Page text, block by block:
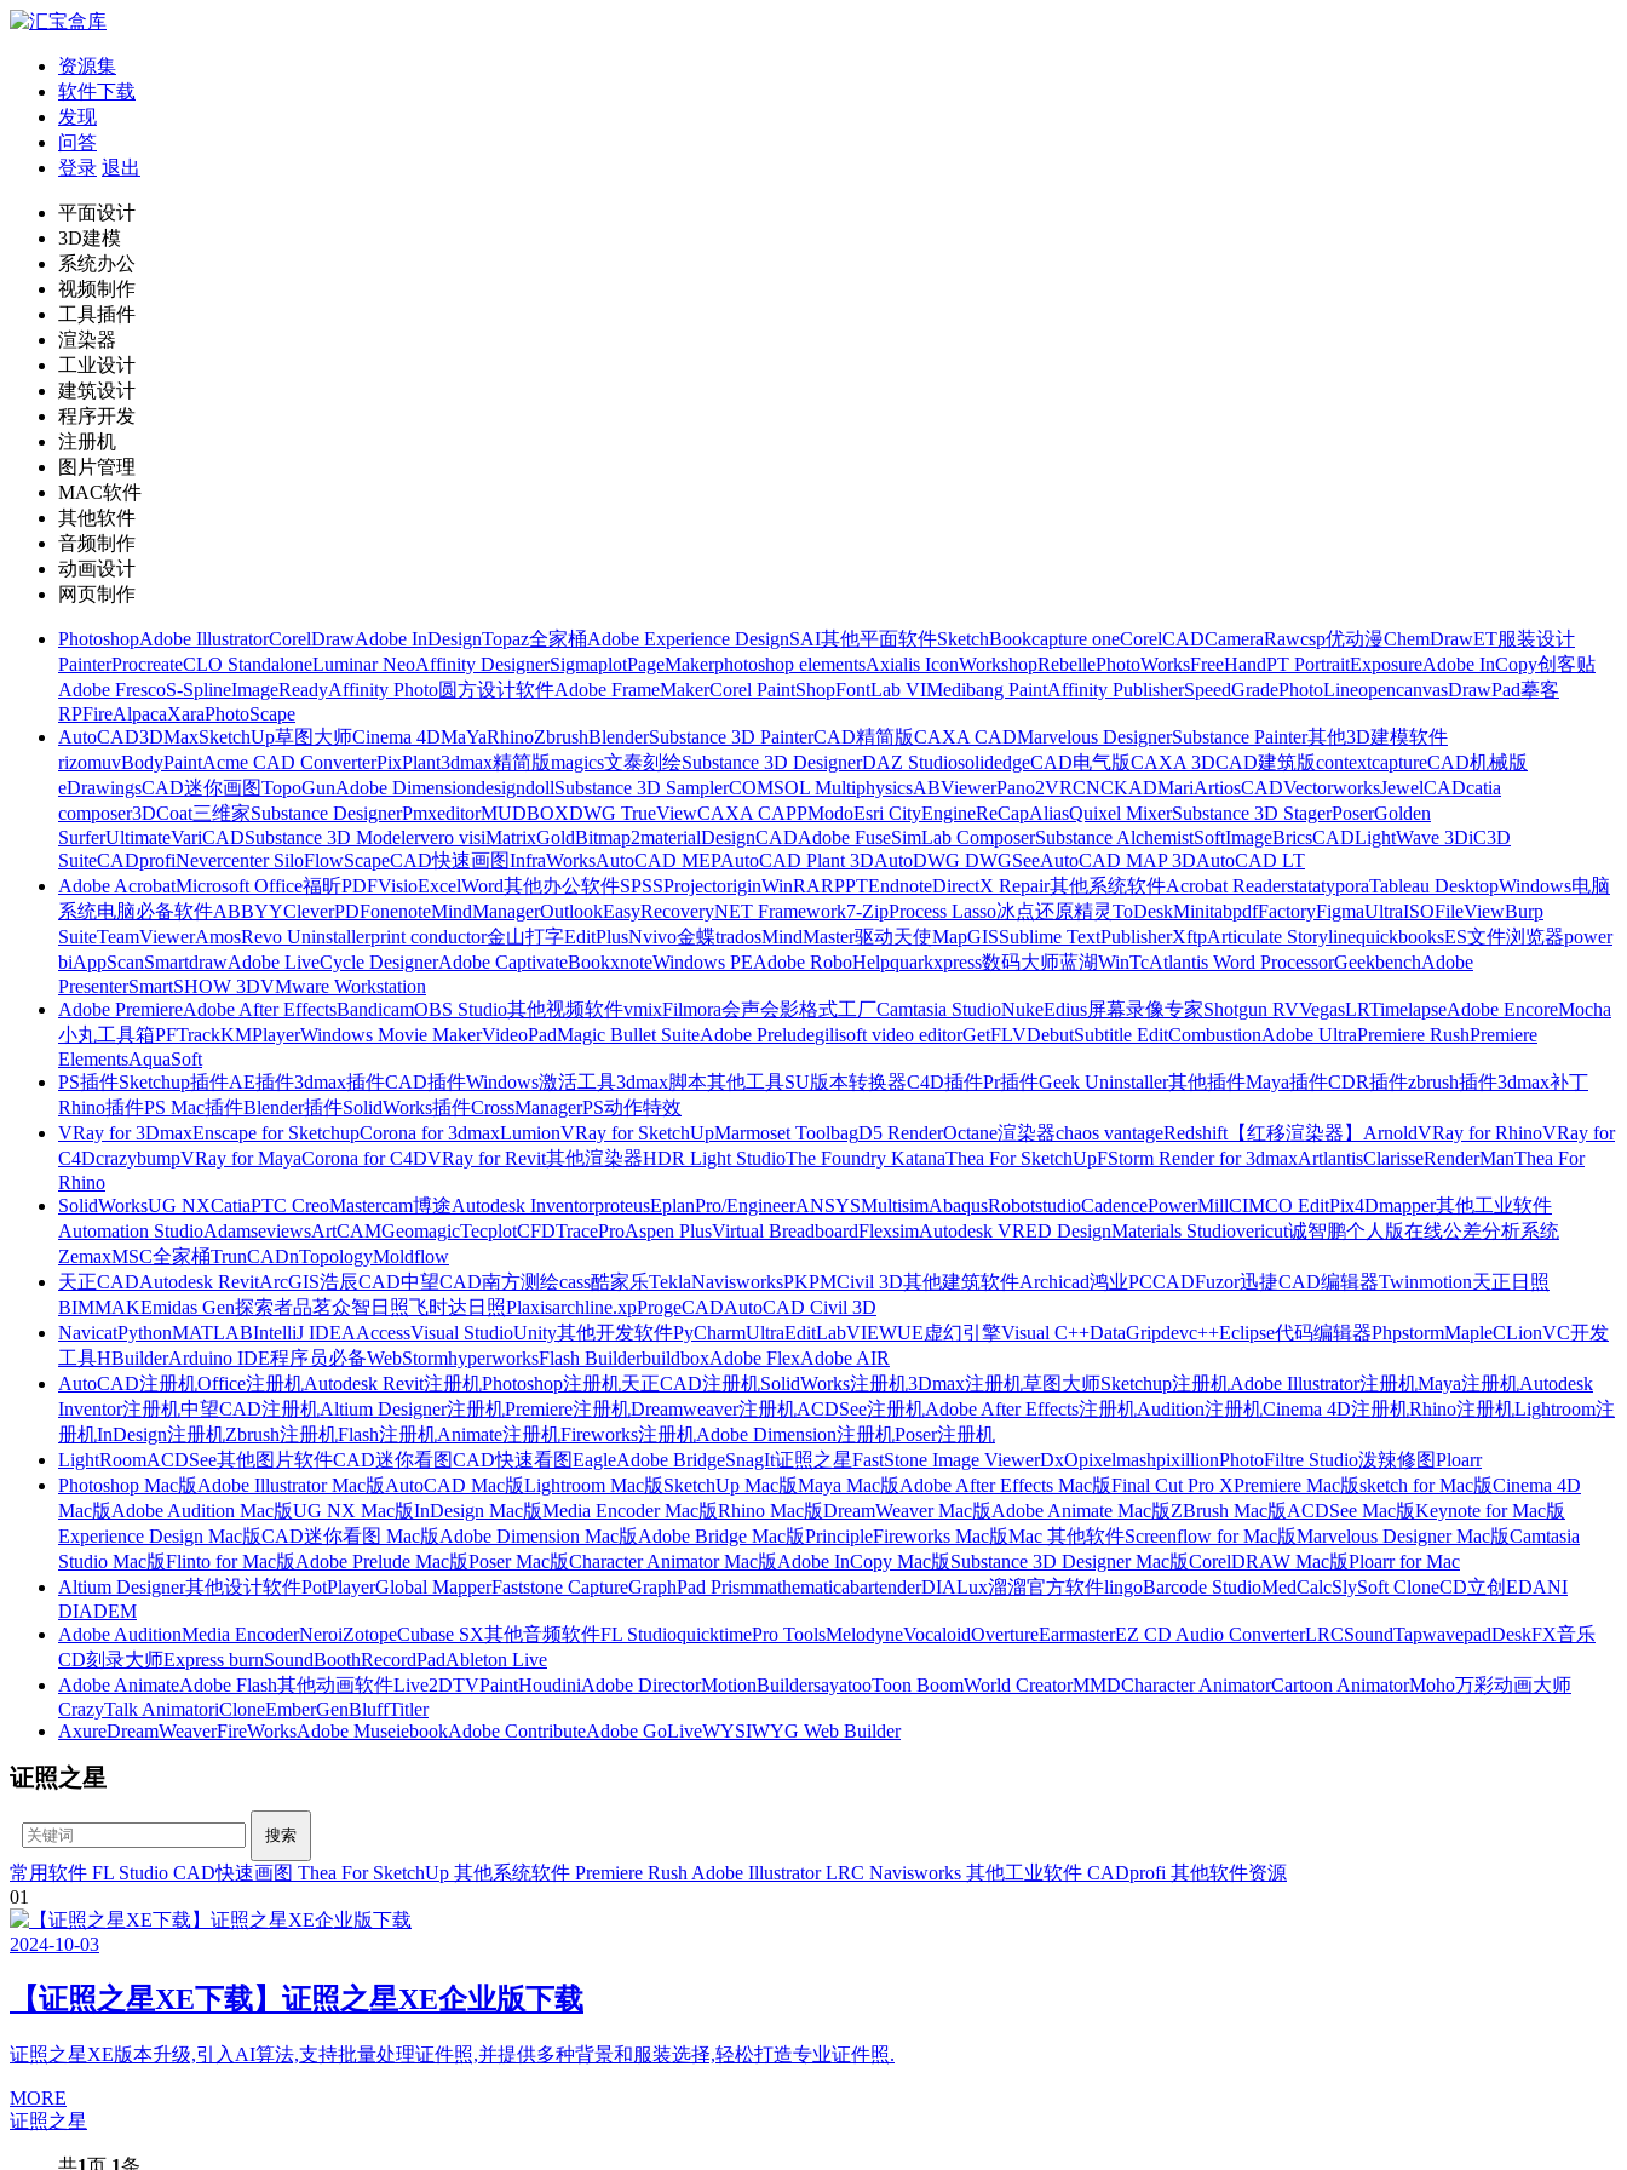
资源集
软件下载
发现
问答
登录 退出
平面设计
3D建模
系统办公
视频制作
工具插件
渲染器
工业设计
建筑设计
程序开发
注册机
图片管理
MAC软件
其他软件
音频制作
动画设计
网页制作
PhotoshopAdobe IllustratorCorelDrawAdobe InDesignTopaz全家桶Adobe Experience DesignSAI其他平面软件SketchBookcapture oneCorelCADCameraRawcsp优动漫ChemDrawET服装设计
PainterProcreateCLO StandaloneLuminar NeoAffinity DesignerSigmaplotPageMakerphotoshop elementsAxialis IconWorkshopRebellePhotoWorksFreeHandPT PortraitExposureAdobe InCopy创客贴
Adobe FrescoS-SplineImageReadyAffinity Photo圆方设计软件Adobe FrameMakerCorel PaintShopFontLab VIMedibang PaintAffinity PublisherSpeedGradePhotoLineopencanvasDrawPad摹客
RPFireAlpacaXaraPhotoScape
AutoCAD3DMaxSketchUp草图大师Cinema 4DMaYaRhinoZbrushBlenderSubstance 3D PainterCAD精简版CAXA CADMarvelous DesignerSubstance Painter其他3D建模软件
rizomuvBodyPaintAcme CAD ConverterPixPlant3dmax精简版magics文泰刻绘Substance 3D DesignerDAZ StudiosolidedgeCAD电气版CAXA 3DCAD建筑版contextcaptureCAD机械版
eDrawingsCAD迷你画图TopoGunAdobe DimensiondesigndollSubstance 3D SamplerCOMSOL MultiphysicsABViewerPano2VRCNCKADMariArtiosCADVectorworksJewelCADcatia
composer3DCoat三维家Substance DesignerPmxeditorMUDBOXDWG TrueViewCAXA CAPPModoEsri CityEngineReCapAliasQuixel MixerSubstance 3D StagerPoserGolden
SurferUltimateVariCADSubstance 3D Modelervero visiMatrixGoldBitmap2materialDesignCADAdobe FuseSimLab ComposerSubstance AlchemistSoftImageBricsCADLightWave 3DiC3D
SuiteCADprofiNevercenter SiloFlowScapeCAD快速画图InfraWorksAutoCAD MEPAutoCAD Plant 3DAutoDWG DWGSeeAutoCAD MAP 3DAutoCAD LT
Adobe AcrobatMicrosoft Office福昕PDFVisioExcelWord其他办公软件SPSSProjectoriginWinRARPPTEndnoteDirectX Repair其他系统软件Acrobat ReaderstatatyporaTableau DesktopWindows电脑
系统电脑必备软件ABBYYCleverPDFonenoteMindManagerOutlookEasyRecoveryNET Framework7-ZipProcess Lasso冰点还原精灵ToDeskMinitabpdfFactoryFigmaUltraISOFileViewBurp
SuiteTeamViewerAmosRevo Uninstallerprint conductor金山打字EditPlusNvivo金蝶tradosMindMaster驱动天使MapGISSublime TextPublisherXftpArticulate StorylinequickbooksES文件浏览器power
biAppScanSmartdrawAdobe LiveCycle DesignerAdobe CaptivateBookxnoteWindows PEAdobe RoboHelpquarkxpress数码大师蓝湖WinTcAtlantis Word ProcessorGeekbenchAdobe
PresenterSmartSHOW 3DVMware Workstation
Adobe PremiereAdobe After EffectsBandicamOBS Studio其他视频软件vmixFilmora会声会影格式工厂Camtasia StudioNukeEdius屏幕录像专家Shotgun RVVegasLRTimelapseAdobe EncoreMocha
小丸工具箱PFTrackKMPlayerWindows Movie MakerVideoPadMagic Bullet SuiteAdobe Preludegilisoft video editorGetFLVDebutSubtitle EditCombustionAdobe UltraPremiere RushPremiere
ElementsAquaSoft
PS插件Sketchup插件AE插件3dmax插件CAD插件Windows激活工具3dmax脚本其他工具SU版本转换器C4D插件Pr插件Geek Uninstaller其他插件Maya插件CDR插件zbrush插件3dmax补丁
Rhino插件PS Mac插件Blender插件SolidWorks插件CrossManagerPS动作特效
VRay for 3DmaxEnscape for SketchupCorona for 3dmaxLumionVRay for SketchUpMarmoset ToolbagD5 RenderOctane渲染器chaos vantageRedshift【红移渲染器】 ArnoldVRay for RhinoVRay for
C4DcrazybumpVRay for MayaCorona for C4DVRay for Revit其他渲染器HDR Light StudioThe Foundry KatanaThea For SketchUpFStorm Render for 3dmaxArtlantisClarisseRenderManThea For
Rhino
SolidWorksUG NXCatiaPTC CreoMastercam博途Autodesk InventorproteusEplanPro/EngineerANSYSMultisimAbaqusRobotstudioCadencePowerMillCIMCO EditPix4Dmapper其他工业软件
Automation StudioAdamseviewsArtCAMGeomagicTecplotCFDTraceProAspen PlusVirtual BreadboardFlexsimAutodesk VRED DesignMaterials Studiovericut诚智鹏个人版在线公差分析系统
ZemaxMSC全家桶TrunCADnTopologyMoldflow
天正CADAutodesk RevitArcGIS浩辰CAD中望CAD南方测绘cass酷家乐TeklaNavisworksPKPMCivil 3D其他建筑软件Archicad鸿业PCCADFuzor迅捷CAD编辑器Twinmotion天正日照
BIMMAKEmidas Gen探索者品茗众智日照飞时达日照Plaxisarchline.xpProgeCADAutoCAD Civil 3D
NavicatPythonMATLABIntelliJ IDEAAccessVisual StudioUnity其他开发软件PyCharmUltraEditLabVIEWUE虚幻引擎Visual C++DataGripdevc++Eclipse代码编辑器PhpstormMapleCLionVC开发
工具HBuilderArduino IDE程序员必备WebStormhyperworksFlash BuilderbuildboxAdobe FlexAdobe AIR
AutoCAD注册机Office注册机Autodesk Revit注册机Photoshop注册机天正CAD注册机SolidWorks注册机3Dmax注册机草图大师Sketchup注册机Adobe Illustrator注册机Maya注册机Autodesk
Inventor注册机中望CAD注册机Altium Designer注册机Premiere注册机Dreamweaver注册机ACDSee注册机Adobe After Effects注册机Audition注册机Cinema 4D注册机Rhino注册机Lightroom注
册机InDesign注册机Zbrush注册机Flash注册机Animate注册机Fireworks注册机Adobe Dimension注册机Poser注册机
LightRoomACDSee其他图片软件CAD迷你看图CAD快速看图EagleAdobe BridgeSnagIt证照之星FastStone Image ViewerDxOpixelmashpixillionPhotoFiltre Studio泼辣修图Ploarr
Photoshop Mac版Adobe Illustrator Mac版AutoCAD Mac版Lightroom Mac版SketchUp Mac版Maya Mac版Adobe After Effects Mac版Final Cut Pro XPremiere Mac版sketch for Mac版Cinema 4D
Mac版Adobe Audition Mac版UG NX Mac版InDesign Mac版Media Encoder Mac版Rhino Mac版DreamWeaver Mac版Adobe Animate Mac版ZBrush Mac版ACDSee Mac版Keynote for Mac版
Experience Design Mac版CAD迷你看图 Mac版Adobe Dimension Mac版Adobe Bridge Mac版PrincipleFireworks Mac版Mac 其他软件Screenflow for Mac版Marvelous Designer Mac版Camtasia
Studio Mac版Flinto for Mac版Adobe Prelude Mac版Poser Mac版Character Animator Mac版Adobe InCopy Mac版Substance 3D Designer Mac版CorelDRAW Mac版Ploarr for Mac
Altium Designer其他设计软件PotPlayerGlobal MapperFaststone CaptureGraphPad PrismmathematicabartenderDIALux溜溜官方软件lingoBarcode StudioMedCalcSlySoft CloneCD立创EDANI
DIADEM
Adobe AuditionMedia EncoderNeroiZotopeCubase SX其他音频软件FL StudioquicktimePro ToolsMelodyneVocaloidOvertureEarmasterEZ CD Audio ConverterLRCSoundTapwavepadDeskFX音乐
CD刻录大师Express burnSoundBoothRecordPadAbleton Live
Adobe AnimateAdobe Flash其他动画软件Live2DTVPaintHoudiniAdobe DirectorMotionBuildersayatooToon BoomWorld CreatorMMDCharacter AnimatorCartoon AnimatorMoho万彩动画大师
CrazyTalk AnimatoriCloneEmberGenBluffTitler
AxureDreamWeaverFireWorksAdobe MuseiebookAdobe ContributeAdobe GoLiveWYSIWYG Web Builder
证照之星
常用软件 FL Studio CAD快速画图 Thea For SketchUp 其他系统软件 Premiere Rush Adobe Illustrator LRC Navisworks 其他工业软件 CADprofi 其他软件资源
01
2024-10-03
【证照之星XE下载】证照之星XE企业版下载
证照之星XE版本升级,引入AI算法,支持批量处理证件照,并提供多种背景和服装选择,轻松打造专业证件照.
MORE
证照之星